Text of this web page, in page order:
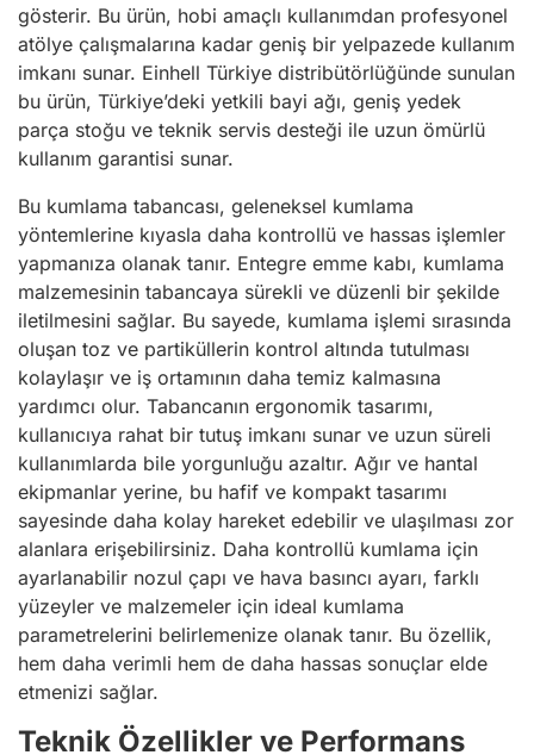
gösterir. Bu ürün, hobi amaçlı kullanımdan profesyonel
atölye çalışmalarına kadar geniş bir yelpazede kullanım
imkanı sunar. Einhell Türkiye distribütörlüğünde sunulan
bu ürün, Türkiye’deki yetkili bayi ağı, geniş yedek
parça stoğu ve teknik servis desteği ile uzun ömürlü
kullanım garantisi sunar.
Bu kumlama tabancası, geleneksel kumlama
yöntemlerine kıyasla daha kontrollü ve hassas işlemler
yapmanıza olanak tanır. Entegre emme kabı, kumlama
malzemesinin tabancaya sürekli ve düzenli bir şekilde
iletilmesini sağlar. Bu sayede, kumlama işlemi sırasında
oluşan toz ve partiküllerin kontrol altında tutulması
kolaylaşır ve iş ortamının daha temiz kalmasına
yardımcı olur. Tabancanın ergonomik tasarımı,
kullanıcıya rahat bir tutuş imkanı sunar ve uzun süreli
kullanımlarda bile yorgunluğu azaltır. Ağır ve hantal
ekipmanlar yerine, bu hafif ve kompakt tasarımı
sayesinde daha kolay hareket edebilir ve ulaşılması zor
alanlara erişebilirsiniz. Daha kontrollü kumlama için
ayarlanabilir nozul çapı ve hava basıncı ayarı, farklı
yüzeyler ve malzemeler için ideal kumlama
parametrelerini belirlemenize olanak tanır. Bu özellik,
hem daha verimli hem de daha hassas sonuçlar elde
etmenizi sağlar.
Teknik Özellikler ve Performans